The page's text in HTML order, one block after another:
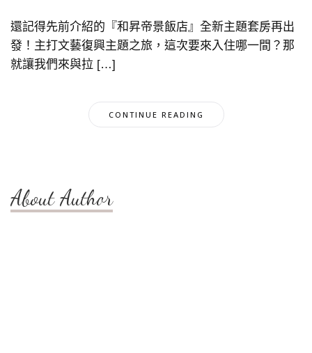
還記得先前介紹的『和昇帝景飯店』全新主題套房再出
發！主打文藝復興主題之旅，這次要來入住哪一間？那
就讓我們來與拉 […]
CONTINUE READING
About Author